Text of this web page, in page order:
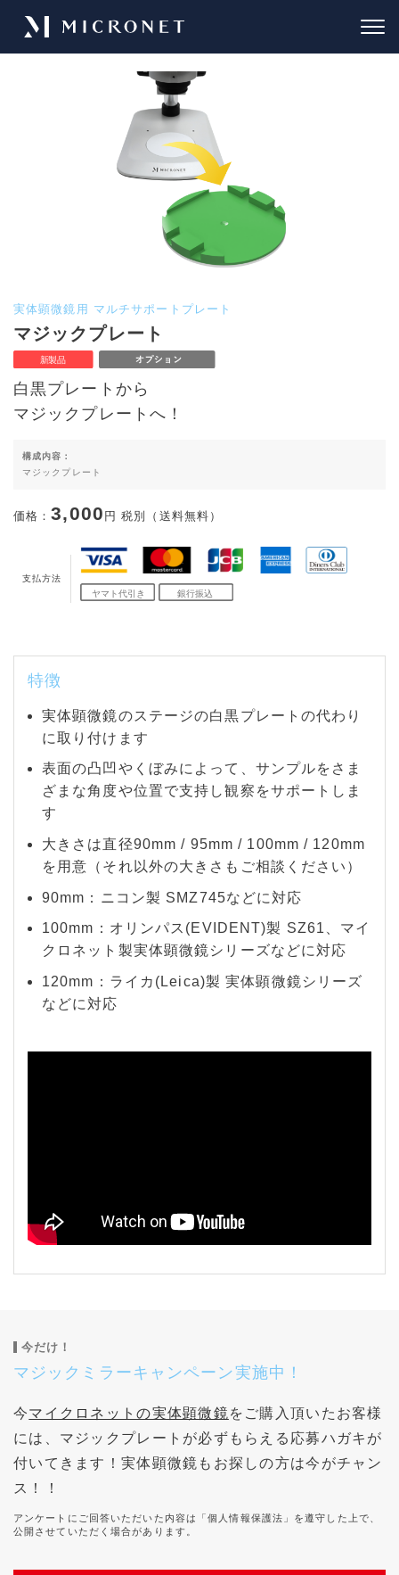
実体顕微鏡用 マルチサポートプレート
マジックプレート
白黒プレートから
マジックプレートへ！
構成内容：
マジックプレート
価格：3,000 円 税別（送料無料）
支払方法
特徴
実体顕微鏡のステージの白黒プレートの代わり
に取り付けます
表面の凸凹やくぼみによって、サンプルをさま
ざまな角度や位置で支持し観察をサポートしま
す
大きさは直径90mm / 95mm / 100mm / 120mm
を用意（それ以外の大きさもご相談ください）
90mm：ニコン製 SMZ745などに対応
100mm：オリンパス(EVIDENT)製 SZ61、マイ
クロネット製実体顕微鏡シリーズなどに対応
120mm：ライカ(Leica)製 実体顕微鏡シリーズ
などに対応
今だけ！
マジックミラーキャンペーン実施中！
今マイクロネットの実体顕微鏡をご購入頂いたお客様
には、マジックプレートが必ずもらえる応募ハガキが
付いてきます！実体顕微鏡もお探しの方は今がチャン
ス！！
アンケートにご回答いただいた内容は「個人情報保護法」を遵守した上で、
公開させていただく場合があります。